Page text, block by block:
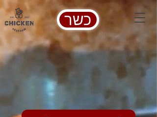
כשר